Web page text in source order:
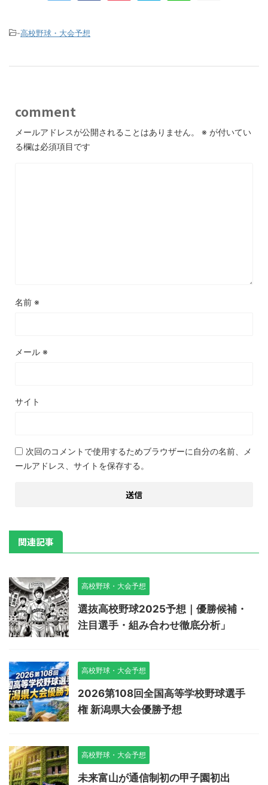
-高校野球・大会予想
comment
メールアドレスが公開されることはありません。 ※ が付いてい
る欄は必須項目です
名前 ※
メール ※
サイト
次回のコメントで使用するためブラウザーに自分の名前、メ
ールアドレス、サイトを保存する。
関連記事
高校野球・大会予想
選抜高校野球2025予想｜優勝候補・
注目選手・組み合わせ徹底分析」
高校野球・大会予想
2026第108回全国高等学校野球選手
権 新潟県大会優勝予想
高校野球・大会予想
未来富山が通信制初の甲子園初出